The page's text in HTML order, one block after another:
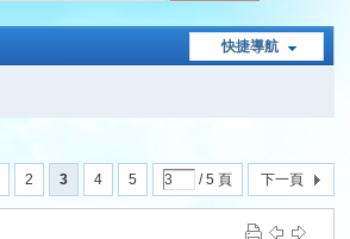
快捷導航
2 3 4 5 / 5 頁 下一頁